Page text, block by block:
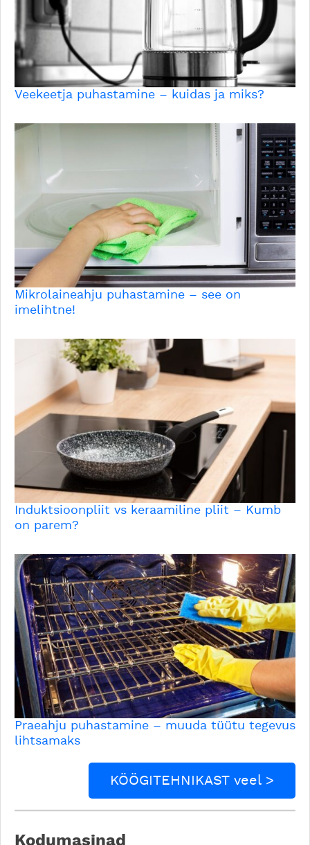
Veekeetja puhastamine – kuidas ja miks?
Mikrolaineahju puhastamine – see on
imelihtne!
Induktsioonpliit vs keraamiline pliit – Kumb
on parem?
Praeahju puhastamine – muuda tüütu tegevus
lihtsamaks
KÖÖGITEHNIKAST veel >
Kodumasinad